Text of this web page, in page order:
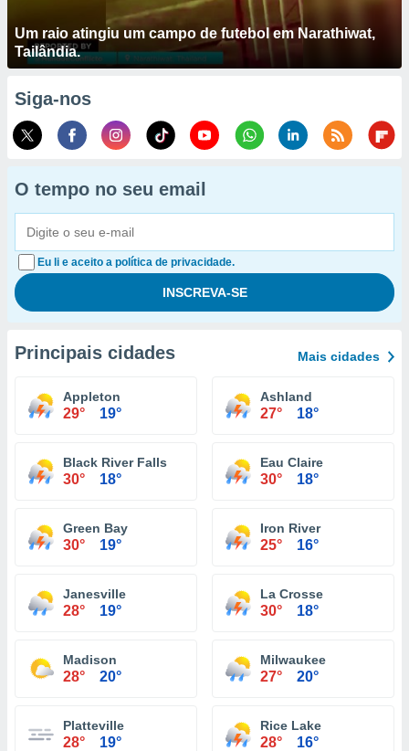
Um raio atingiu um campo de futebol em Narathiwat,
Tailândia.
Siga-nos
O tempo no seu email
Eu li e aceito a política de privacidade.
Principais cidades Mais cidades
Appleton
29° 19°
Ashland
27° 18°
Black River Falls
30° 18°
Eau Claire
30° 18°
Green Bay
30° 19°
Iron River
25° 16°
Janesville
28° 19°
La Crosse
30° 18°
Madison
28° 20°
Milwaukee
27° 20°
Platteville
28° 19°
Rice Lake
28° 16°